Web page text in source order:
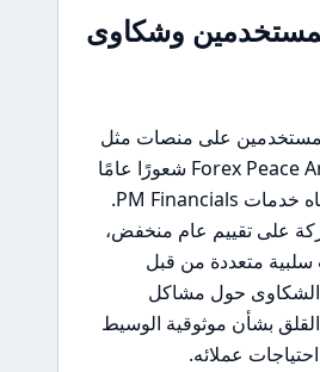
وشكاوى
على منصات مثل
Trustpilot وForex Peace Army شعورًا عامًا
من عدم الرضا تجاه خدمات PM Financials.
على تقييم عام منخفض،
متعددة من قبل
الشكاوى حول مشاكل
بشأن موثوقية الوسيط
عملائه.